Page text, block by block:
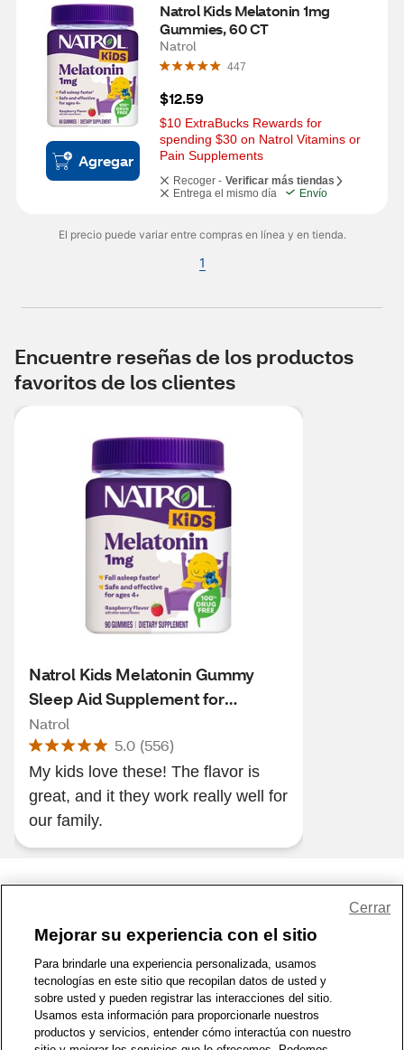
Agregar
Natrol Kids Melatonin 1mg
Gummies, 60 CT
Natrol
447
$12.59
$10 ExtraBucks Rewards for
spending $30 on Natrol Vitamins or
Pain Supplements
Recoger - Verificar más tiendas
Entrega el mismo día
Envío
El precio puede variar entre compras en línea y en tienda.
1
Encuentre reseñas de los productos
favoritos de los clientes
Natrol Kids Melatonin Gummy
Sleep Aid Supplement for
Children Ages 4 and up Gummies
Natrol
5.0 (556)
My kids love these! The flavor is
great, and it they work really well for
our family.
1-800-679-9691 | Contáctenos | Términos de Uso | Accesibilidad
Política de Privacidad | WA Privacy Policy | Mapa del sitio
Zona de Bienestar | © 1999 - 2026 CVS.com
Mejorar su experiencia con el sitio
Para brindarle una experiencia personalizada, usamos
tecnologías en este sitio que recopilan datos de usted y
sobre usted y pueden registrar las interacciones del sitio.
Usamos esta información para proporcionarle nuestros
productos y servicios, entender cómo interactúa con nuestro
Cerrar